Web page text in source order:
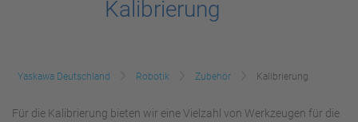
Kalibrierung
Yaskawa Deutschland Robotik Zubehör Kalibrierung
Für die Kalibrierung bieten wir eine Vielzahl von Werkzeugen für die